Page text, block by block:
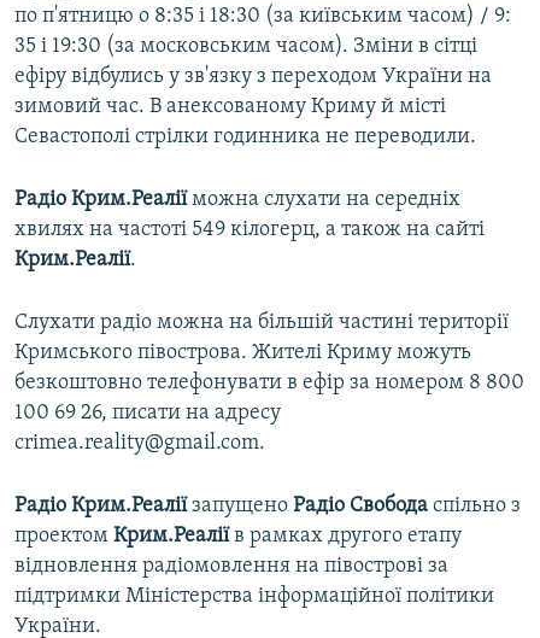
по п'ятницю о 8:35 і 18:30 (за київським часом) / 9:
35 і 19:30 (за московським часом). Зміни в сітці
ефіру відбулись у зв'язку з переходом України на
зимовий час. В анексованому Криму й місті
Севастополі стрілки годинника не переводили.
Радіо Крим.Реаліїможна слухати на середніх
хвилях на частоті 549 кілогерц, а також на сайті
Крим.Реалії.
Слухати радіо можна на більшій частині території
Кримського півострова. Жителі Криму можуть
безкоштовно телефонувати в ефір за номером 8 800
100 69 26, писати на адресу
crimea.reality@gmail.com.
Радіо Крим.Реаліїзапущено Радіо Свобода спільно з
проектом Крим.Реаліїв рамках другого етапу
відновлення радіомовлення на півострові за
підтримки Міністерства інформаційної політики
України.